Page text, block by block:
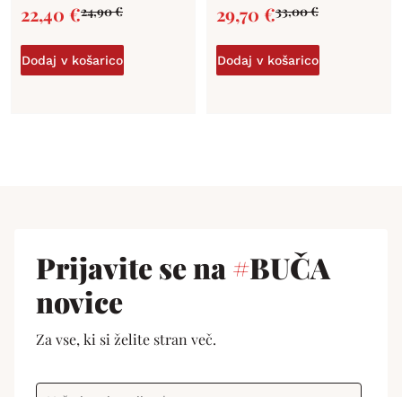
24,90€
22,40 €
Dodaj v košarico
33,00€
29,70 €
Dodaj v košarico
Prijavite se na#BUČA
novice
Za vse, ki si želite stran več.